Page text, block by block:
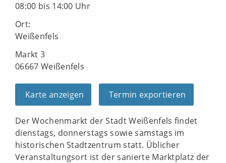
08:00 bis 14:00 Uhr
Ort:
Weißenfels
Markt 3
06667 Weißenfels
Karte anzeigen Termin exportieren
Der Wochenmarkt der Stadt Weißenfels findet
dienstags, donnerstags sowie samstags im
historischen Stadtzentrum statt. Üblicher
Veranstaltungsort ist der sanierte Marktplatz der